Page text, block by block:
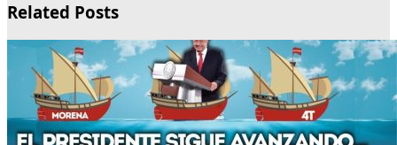
Related Posts